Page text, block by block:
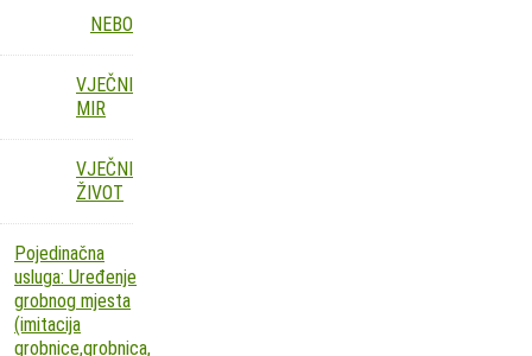
NEBO
VJEČNI
MIR
VJEČNI
ŽIVOT
Pojedinačna
usluga: Uređenje
grobnog mjesta
(imitacija
grobnice,grobnica,